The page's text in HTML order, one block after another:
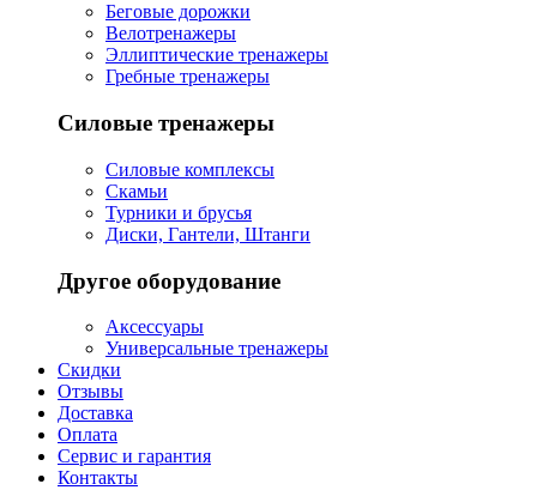
Беговые дорожки
Велотренажеры
Эллиптические тренажеры
Гребные тренажеры
Силовые тренажеры
Силовые комплексы
Скамьи
Турники и брусья
Диски, Гантели, Штанги
Другое оборудование
Аксессуары
Универсальные тренажеры
Скидки
Отзывы
Доставка
Оплата
Сервис и гарантия
Контакты